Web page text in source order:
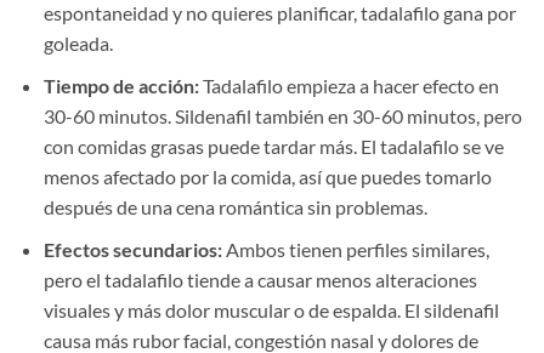
espontaneidad y no quieres planificar, tadalafilo gana por
goleada.
Tiempo de acción:Tadalafilo empieza a hacer efecto en
30-60 minutos. Sildenafil también en 30-60 minutos, pero
con comidas grasas puede tardar más. El tadalafilo se ve
menos afectado por la comida, así que puedes tomarlo
después de una cena romántica sin problemas.
Efectos secundarios:Ambos tienen perfiles similares,
pero el tadalafilo tiende a causar menos alteraciones
visuales y más dolor muscular o de espalda. El sildenafil
causa más rubor facial, congestión nasal y dolores de